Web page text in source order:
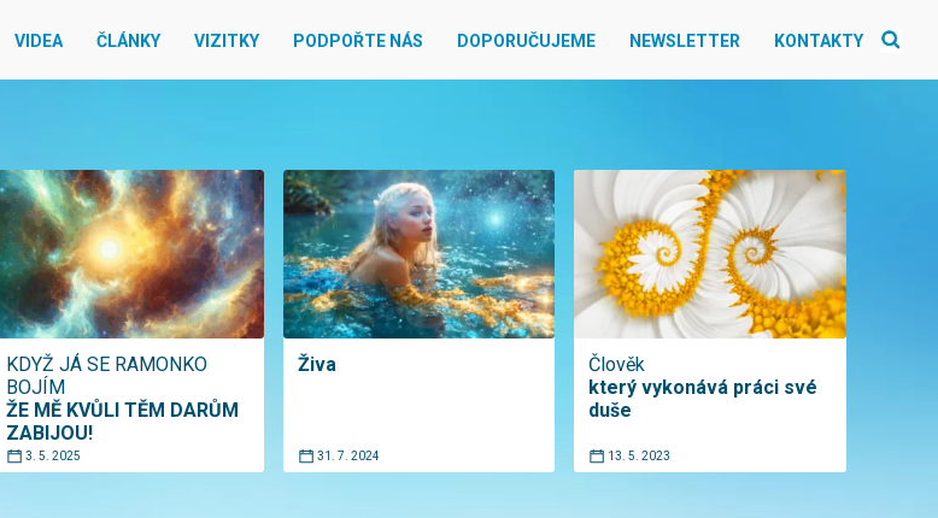
VIDEA ČLÁNKY VIZITKY PODPOŘTE NÁS DOPORUČUJEME NEWSLETTER KONTAKTY
KDYŽ JÁ SE RAMONKO
BOJÍM
ŽE MĚ KVŮLI TĚM DARŮM
ZABIJOU!
3. 5. 2025
Živa
31. 7. 2024
Člověk
který vykonává práci své
duše
13. 5. 2023